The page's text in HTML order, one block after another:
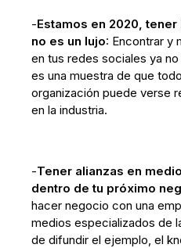
-Estamos en 2020,
no es un lujo: Encontrar y
en tus redes sociales ya
es una muestra de que
organización puede verse
en la industria.
-Tener alianzas en
dentro de tu próximo
hacer negocio con una
medios especializados de
de difundir el ejemplo, el